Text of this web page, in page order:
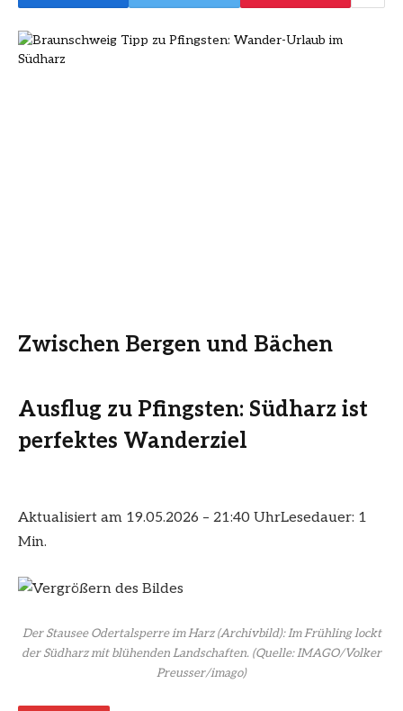
Zwischen Bergen und Bächen
Ausflug zu Pfingsten: Südharz ist
perfektes Wanderziel
Aktualisiert am 19.05.2026 – 21:40 UhrLesedauer: 1
Min.
Der Stausee Odertalsperre im Harz (Archivbild): Im Frühling lockt
der Südharz mit blühenden Landschaften. (Quelle: IMAGO/Volker
Preusser/imago)